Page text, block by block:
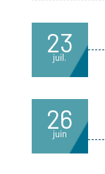
23
juil.
26
juin